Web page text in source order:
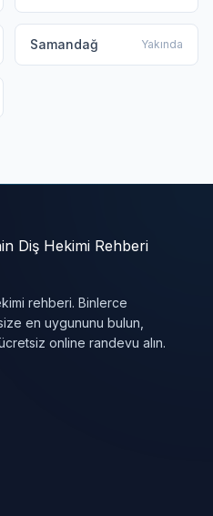
Samandağ Yakında
rehberi. Binlerce
en uygununu bulun,
online randevu alın.